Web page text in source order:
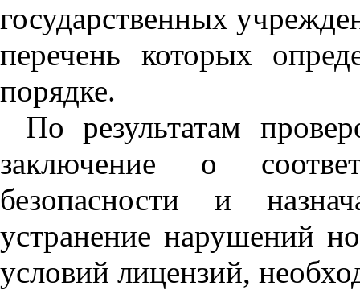
государственных
перечень которых
порядке.
По результатам
заключение о
безопасности и
устранение нарушений
условий лицензий,